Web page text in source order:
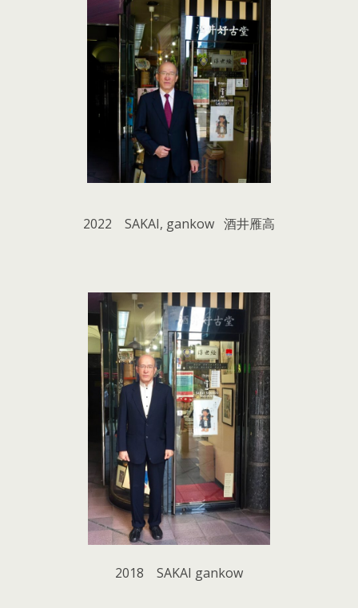
2022 SAKAI, gankow 酒井雁高
2018 SAKAI gankow